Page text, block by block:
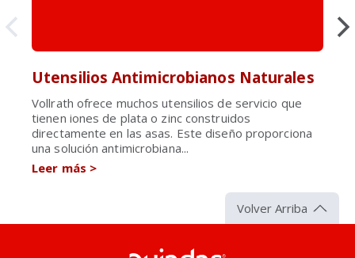
Utensilios Antimicrobianos Naturales
Vollrath ofrece muchos utensilios de servicio que
tienen iones de plata o zinc construidos
directamente en las asas. Este diseño proporciona
una solución antimicrobiana...
Leer más >
Volver Arriba